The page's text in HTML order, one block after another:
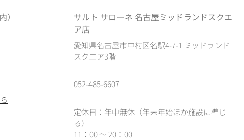
）
サルト サローネ 名古屋ミッドランドスクエ
ア店
愛知県名古屋市中村区名駅4-7-1 ミッドランド
スクエア3階
052-485-6607
定休日：年中無休（年末年始ほか施設に準じ
る）
11：00 ～ 20：00